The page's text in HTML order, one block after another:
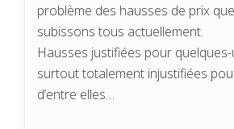
problème des hausses de prix
subissons tous actuellement.
Hausses justifiées pour
surtout totalement injustifiées
d’entre elles…